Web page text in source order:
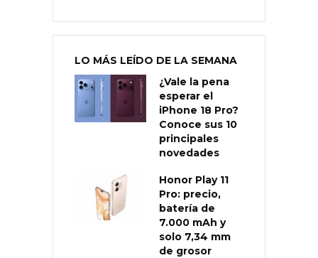
LO MÁS LEÍDO DE LA SEMANA
¿Vale la pena
esperar el
iPhone 18 Pro?
Conoce sus 10
principales
novedades
Honor Play 11
Pro: precio,
batería de
7.000 mAh y
solo 7,34 mm
de grosor